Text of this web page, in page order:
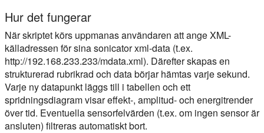
Hur det fungerar
När skriptet körs uppmanas användaren att ange XML-
källadressen för sina sonicator xml-data (t.ex.
http://192.168.233.233/mdata.xml). Därefter skapas en
strukturerad rubrikrad och data börjar hämtas varje sekund.
Varje ny datapunkt läggs till i tabellen och ett
spridningsdiagram visar effekt-, amplitud- och energitrender
över tid. Eventuella sensorfelvärden (t.ex. om ingen sensor är
ansluten) filtreras automatiskt bort.